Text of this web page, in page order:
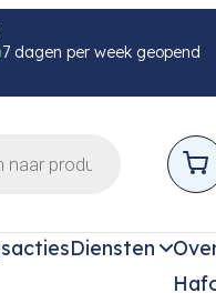
7 dagen per week geopend
Diensten